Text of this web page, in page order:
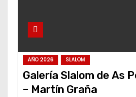
AÑO 2026 SLALOM
Galería Slalom de As
– Martín Graña